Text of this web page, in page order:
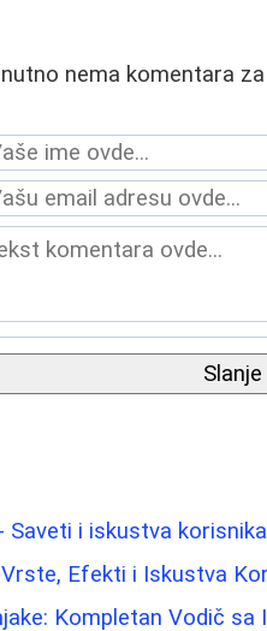
nema komentara
Saveti i iskustva korisnika
Efekti i Iskustva
Kompletan Vodič sa